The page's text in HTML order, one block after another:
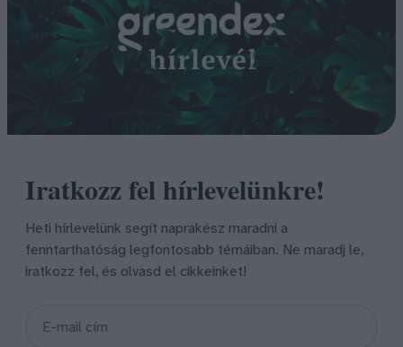
Iratkozz fel hírlevelünkre!
Heti hírlevelünk segít naprakész maradni a
fenntarthatóság legfontosabb témáiban. Ne maradj le,
iratkozz fel, és olvasd el cikkeinket!